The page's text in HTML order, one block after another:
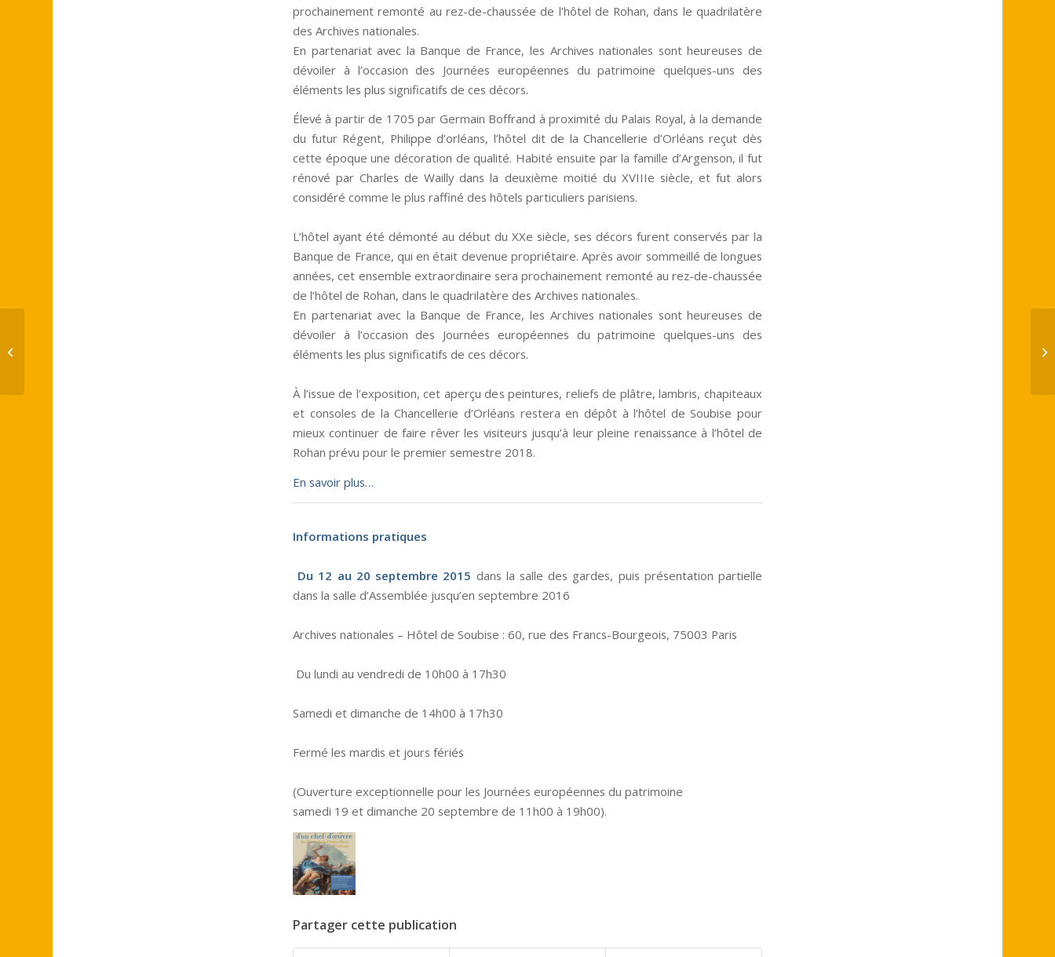
prochainement remonté au rez-de-chaussée de l’hôtel de Rohan, dans le quadrilatère
des Archives nationales.
En partenariat avec la Banque de France, les Archives nationales sont heureuses de
dévoiler à l’occasion des Journées européennes du patrimoine quelques-uns des
éléments les plus significatifs de ces décors.
Élevé à partir de 1705 par Germain Boffrand à proximité du Palais Royal, à la demande
du futur Régent, Philippe d’orléans, l’hôtel dit de la Chancellerie d’Orléans reçut dès
cette époque une décoration de qualité. Habité ensuite par la famille d’Argenson, il fut
rénové par Charles de Wailly dans la deuxième moitié du XVIIIe siècle, et fut alors
considéré comme le plus raffiné des hôtels particuliers parisiens.
L’hôtel ayant été démonté au début du XXe siècle, ses décors furent conservés par la
Banque de France, qui en était devenue propriétaire. Après avoir sommeillé de longues
années, cet ensemble extraordinaire sera prochainement remonté au rez-de-chaussée
de l’hôtel de Rohan, dans le quadrilatère des Archives nationales.
En partenariat avec la Banque de France, les Archives nationales sont heureuses de
dévoiler à l’occasion des Journées européennes du patrimoine quelques-uns des
éléments les plus significatifs de ces décors.
À l’issue de l’exposition, cet aperçu des peintures, reliefs de plâtre, lambris, chapiteaux
et consoles de la Chancellerie d’Orléans restera en dépôt à l’hôtel de Soubise pour
mieux continuer de faire rêver les visiteurs jusqu’à leur pleine renaissance à l’hôtel de
Rohan prévu pour le premier semestre 2018.
En savoir plus…
Informations pratiques
Du 12 au 20 septembre 2015 dans la salle des gardes, puis présentation partielle
dans la salle d’Assemblée jusqu’en septembre 2016
Archives nationales – Hôtel de Soubise : 60, rue des Francs-Bourgeois, 75003 Paris
Du lundi au vendredi de 10h00 à 17h30
Samedi et dimanche de 14h00 à 17h30
Fermé les mardis et jours fériés
(Ouverture exceptionnelle pour les Journées européennes du patrimoine
samedi 19 et dimanche 20 septembre de 11h00 à 19h00).
Partager cette publication
et